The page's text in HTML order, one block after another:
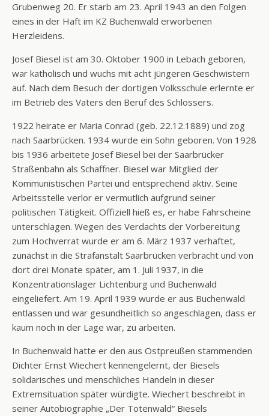
Grubenweg 20. Er starb am 23. April 1943 an den Folgen
eines in der Haft im KZ Buchenwald erworbenen
Herzleidens.
Josef Biesel ist am 30. Oktober 1900 in Lebach geboren,
war katholisch und wuchs mit acht jüngeren Geschwistern
auf. Nach dem Besuch der dortigen Volksschule erlernte er
im Betrieb des Vaters den Beruf des Schlossers.
1922 heirate er Maria Conrad (geb. 22.12.1889) und zog
nach Saarbrücken. 1934 wurde ein Sohn geboren. Von 1928
bis 1936 arbeitete Josef Biesel bei der Saarbrücker
Straßenbahn als Schaffner. Biesel war Mitglied der
Kommunistischen Partei und entsprechend aktiv. Seine
Arbeitsstelle verlor er vermutlich aufgrund seiner
politischen Tätigkeit. Offiziell hieß es, er habe Fahrscheine
unterschlagen. Wegen des Verdachts der Vorbereitung
zum Hochverrat wurde er am 6. März 1937 verhaftet,
zunächst in die Strafanstalt Saarbrücken verbracht und von
dort drei Monate später, am 1. Juli 1937, in die
Konzentrationslager Lichtenburg und Buchenwald
eingeliefert. Am 19. April 1939 wurde er aus Buchenwald
entlassen und war gesundheitlich so angeschlagen, dass er
kaum noch in der Lage war, zu arbeiten.
In Buchenwald hatte er den aus Ostpreußen stammenden
Dichter Ernst Wiechert kennengelernt, der Biesels
solidarisches und menschliches Handeln in dieser
Extremsituation später würdigte. Wiechert beschreibt in
seiner Autobiographie „Der Totenwald“ Biesels